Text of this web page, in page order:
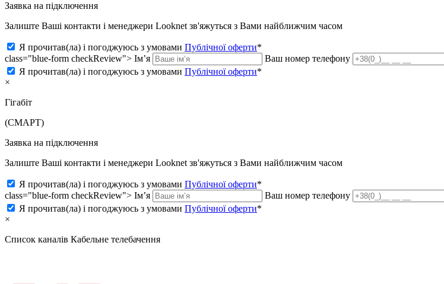
Заявка на підключення
Залиште Ваші контакти і менеджери Looknet зв'яжуться з Вами найближчим часом
Я прочитав(ла) і погоджуюсь з умовами Публічної оферти*
class="blue-form checkReview"> Ім’я Ваш номер телефону
Я прочитав(ла) і погоджуюсь з умовами Публічної оферти*
×
Гігабіт
(СМАРТ)
Заявка на підключення
Залиште Ваші контакти і менеджери Looknet зв'яжуться з Вами найближчим часом
Я прочитав(ла) і погоджуюсь з умовами Публічної оферти*
class="blue-form checkReview"> Ім’я Ваш номер телефону
Я прочитав(ла) і погоджуюсь з умовами Публічної оферти*
×
Список каналів Кабельне телебачення